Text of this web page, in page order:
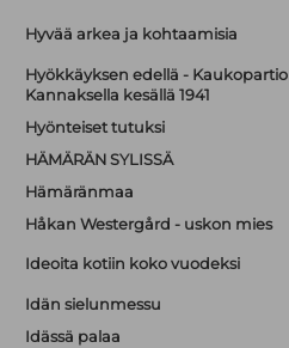
Hyvää arkea ja kohtaamisia
Hyökkäyksen edellä - Kaukopartio
Kannaksella kesällä 1941
Hyönteiset tutuksi
HÄMÄRÄN SYLISSÄ
Hämäränmaa
Håkan Westergård - uskon mies
Ideoita kotiin koko vuodeksi
Idän sielunmessu
Idässä palaa